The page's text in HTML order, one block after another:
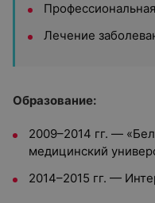
Лечение
Образование:
2009–2014 гг. —
медицинский
2014–2015 гг. —